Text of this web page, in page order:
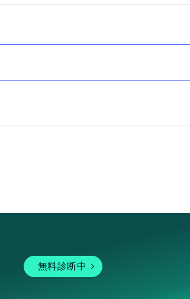
無料診断中